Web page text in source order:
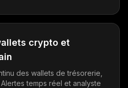
crypto et
des wallets de trésorerie,
temps réel et analyste